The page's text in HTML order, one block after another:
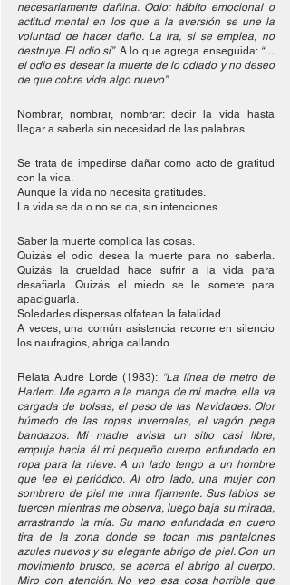
necesariamente dañina. Odio: hábito emocional o
actitud mental en los que a la aversión se une la
voluntad de hacer daño. La ira, si se emplea, no
destruye. El odio sí”. A lo que agrega enseguida: “…
el odio es desear la muerte de lo odiado y no deseo
de que cobre vida algo nuevo”.
Nombrar, nombrar, nombrar: decir la vida hasta
llegar a saberla sin necesidad de las palabras.
Se trata de impedirse dañar como acto de gratitud
con la vida.
Aunque la vida no necesita gratitudes.
La vida se da o no se da, sin intenciones.
Saber la muerte complica las cosas.
Quizás el odio desea la muerte para no saberla.
Quizás la crueldad hace sufrir a la vida para
desafiarla. Quizás el miedo se le somete para
apaciguarla.
Soledades dispersas olfatean la fatalidad.
A veces, una común asistencia recorre en silencio
los naufragios, abriga callando.
Relata Audre Lorde (1983): “La línea de metro de
Harlem. Me agarro a la manga de mi madre, ella va
cargada de bolsas, el peso de las Navidades. Olor
húmedo de las ropas invernales, el vagón pega
bandazos. Mi madre avista un sitio casi libre,
empuja hacia él mi pequeño cuerpo enfundado en
ropa para la nieve. A un lado tengo a un hombre
que lee el periódico. Al otro lado, una mujer con
sombrero de piel me mira fijamente. Sus labios se
tuercen mientras me observa, luego baja su mirada,
arrastrando la mía. Su mano enfundada en cuero
tira de la zona donde se tocan mis pantalones
azules nuevos y su elegante abrigo de piel. Con un
movimiento brusco, se acerca el abrigo al cuerpo.
Miro con atención. No veo esa cosa horrible que